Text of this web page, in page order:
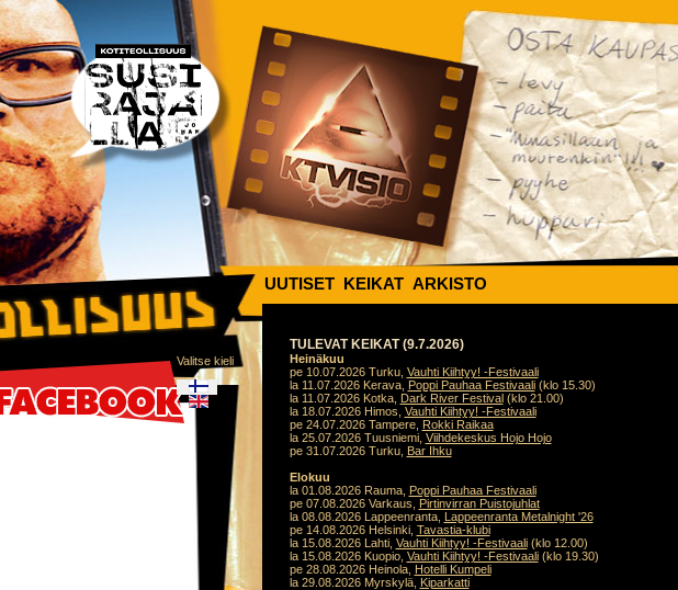
UUTISET KEIKAT ARKISTO
Valitse kieli
TULEVAT KEIKAT (9.7.2026)
Heinäkuu
pe 10.07.2026 Turku, Vauhti Kiihtyy! -Festivaali
la 11.07.2026 Kerava, Poppi Pauhaa Festivaali(klo 15.30)
la 11.07.2026 Kotka, Dark River Festival(klo 21.00)
la 18.07.2026 Himos, Vauhti Kiihtyy! -Festivaali
pe 24.07.2026 Tampere, Rokki Raikaa
la 25.07.2026 Tuusniemi, Viihdekeskus Hojo Hojo
pe 31.07.2026 Turku, Bar Ihku
Elokuu
la 01.08.2026 Rauma, Poppi Pauhaa Festivaali
pe 07.08.2026 Varkaus,
Pirtinvirran Puistojuhlat
la 08.08.2026 Lappeenranta, Lappeenranta Metalnight '26
pe 14.08.2026 Helsinki, Tavastia-klubi
la 15.08.2026 Lahti, Vauhti Kiihtyy! -Festivaali(klo 12.00)
la 15.08.2026 Kuopio, Vauhti Kiihtyy! -Festivaali(klo 19.30)
pe 28.08.2026 Heinola, Hotelli Kumpeli
la 29.08.2026 Myrskylä, Kiparkatti